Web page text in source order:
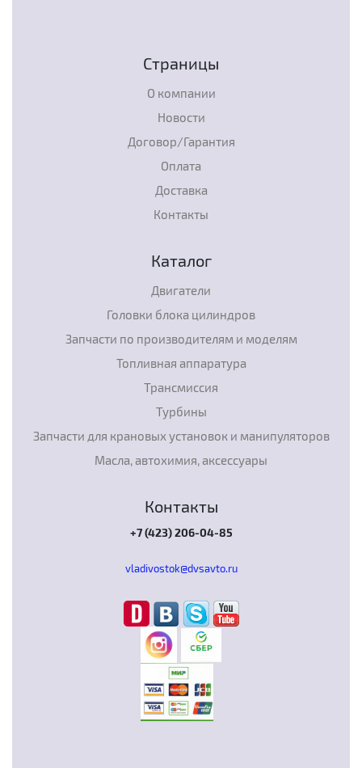
Страницы
О компании
Новости
Договор/Гарантия
Оплата
Доставка
Контакты
Каталог
Двигатели
Головки блока цилиндров
Запчасти по производителям и моделям
Топливная аппаратура
Трансмиссия
Турбины
Запчасти для крановых установок и манипуляторов
Масла, автохимия, аксессуары
Контакты
+7 (423) 206-04-85
vladivostok@dvsavto.ru